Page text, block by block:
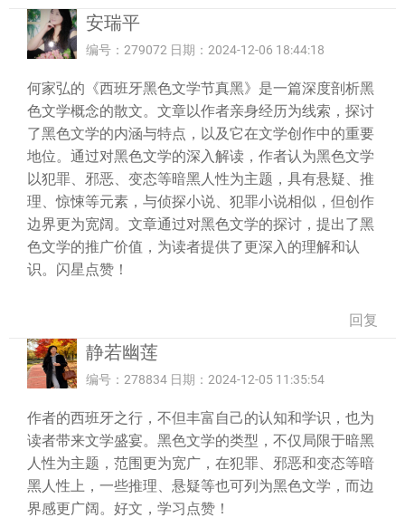
安瑞平
编号：279072 日期：2024-12-06 18:44:18
何家弘的《西班牙黑色文学节真黑》是一篇深度剖析黑
色文学概念的散文。文章以作者亲身经历为线索，探讨
了黑色文学的内涵与特点，以及它在文学创作中的重要
地位。通过对黑色文学的深入解读，作者认为黑色文学
以犯罪、邪恶、变态等暗黑人性为主题，具有悬疑、推
理、惊悚等元素，与侦探小说、犯罪小说相似，但创作
边界更为宽阔。文章通过对黑色文学的探讨，提出了黑
色文学的推广价值，为读者提供了更深入的理解和认
识。闪星点赞！
回复
静若幽莲
编号：278834 日期：2024-12-05 11:35:54
作者的西班牙之行，不但丰富自己的认知和学识，也为
读者带来文学盛宴。黑色文学的类型，不仅局限于暗黑
人性为主题，范围更为宽广，在犯罪、邪恶和变态等暗
黑人性上，一些推理、悬疑等也可列为黑色文学，而边
界感更广阔。好文，学习点赞！